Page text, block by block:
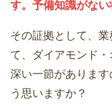
す。予備知識がない
その証拠として、
て、ダイアモンド
深い一節がありま
う思いますか？